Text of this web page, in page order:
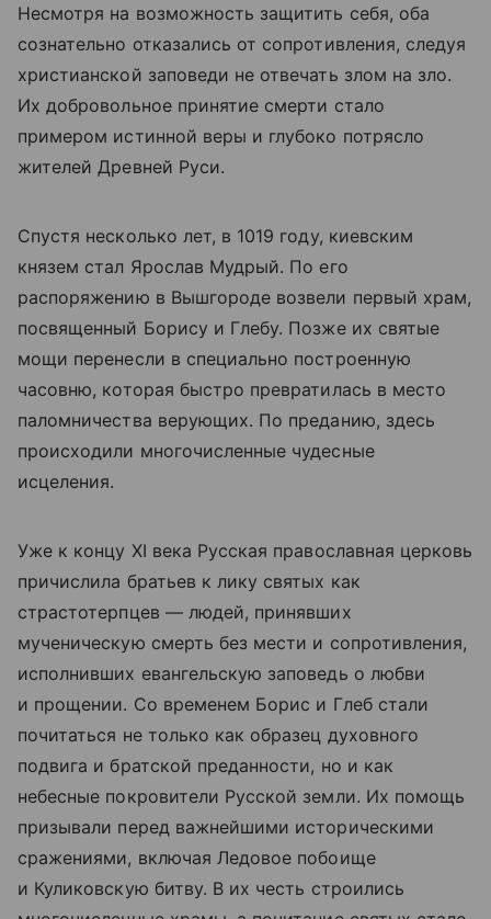
Несмотря на возможность защитить себя, оба
сознательно отказались от сопротивления, следуя
христианской заповеди не отвечать злом на зло.
Их добровольное принятие смерти стало
примером истинной веры и глубоко потрясло
жителей Древней Руси.
Спустя несколько лет, в 1019 году, киевским
князем стал Ярослав Мудрый. По его
распоряжению в Вышгороде возвели первый храм,
посвященный Борису и Глебу. Позже их святые
мощи перенесли в специально построенную
часовню, которая быстро превратилась в место
паломничества верующих. По преданию, здесь
происходили многочисленные чудесные
исцеления.
Уже к концу XI века Русская православная церковь
причислила братьев к лику святых как
страстотерпцев — людей, принявших
мученическую смерть без мести и сопротивления,
исполнивших евангельскую заповедь о любви
и прощении. Со временем Борис и Глеб стали
почитаться не только как образец духовного
подвига и братской преданности, но и как
небесные покровители Русской земли. Их помощь
призывали перед важнейшими историческими
сражениями, включая Ледовое побоище
и Куликовскую битву. В их честь строились